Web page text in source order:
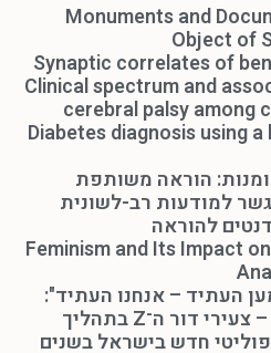
Monuments and
Object of
Synaptic correlates of
Clinical spectrum and
cerebral palsy among
Diabetes diagnosis using
הוראה משותפת
למודעות רב-לשונית
להוראה
Feminism and Its Impact
העתיד – אנחנו העתיד":
אקטיביסטים בעל כורחם – צעירי דור ה־Z בתהליך
חדש בישראל בשנים